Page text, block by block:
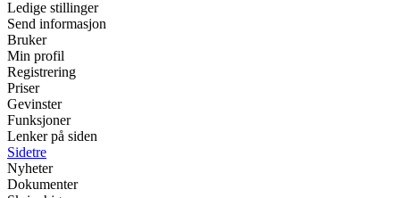
Ledige stillinger
Send informasjon
Bruker
Min profil
Registrering
Priser
Gevinster
Funksjoner
Lenker på siden
Sidetre
Nyheter
Dokumenter